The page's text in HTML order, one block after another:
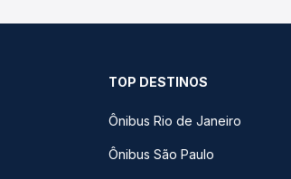
TOP DESTINOS
Ônibus Rio de Janeiro
Ônibus São Paulo